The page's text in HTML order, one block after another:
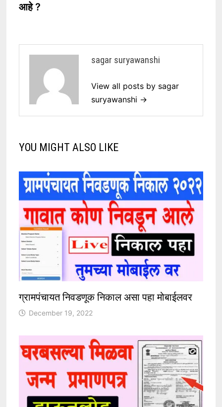
आहे ?
sagar suryawanshi
View all posts by sagar
suryawanshi →
YOU MIGHT ALSO LIKE
ग्रामपंचायत निवडणूक निकाल असा पहा मोबाईलवर
December 19, 2022